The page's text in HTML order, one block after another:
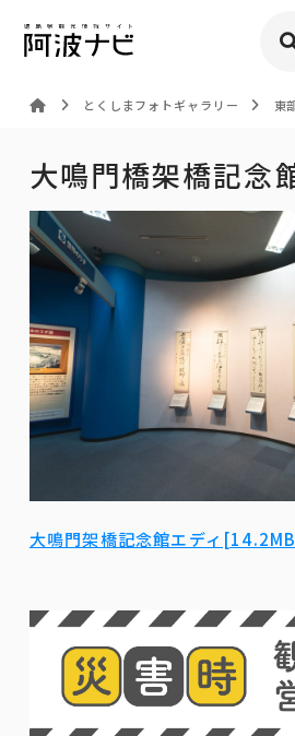
とくしまフォトギャラリー 東
大鳴門橋架橋記念
大鳴門架橋記念館エディ